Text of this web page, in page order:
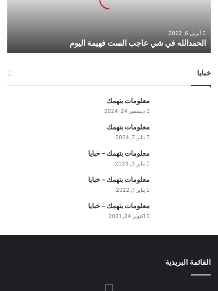
ي
ي
ع
ي
م
أبريل 6, 2022
الحمدالله في شي عاجب الست فهيمة اليوم
خبايا
معلومات بتهمك
ديسمبر 24, 2024
معلومات بتهمك
يناير 7, 2024
معلومات بتهمك – خبايا
يناير 3, 2023
معلومات بتهمك – خبايا
يناير 1, 2022
معلومات بتهمك – خبايا
أكتوبر 24, 2021
القائمة البريدية